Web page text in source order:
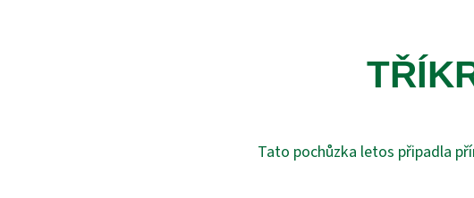
Tato pochůzka letos připadla